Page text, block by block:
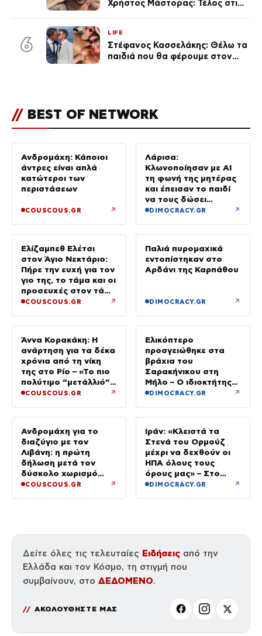
Χρήστος Μάστορας: Τέλος στις
6
LIFE
Στέφανος Κασσελάκης: Θέλω τα
παιδιά που θα φέρουμε στον
// BEST OF NETWORK
Ανδρομάχη: Κάποιοι
άντρες είναι απλά
κατώτεροι των
περιστάσεων
COUSCOUS.GR ↗
Λάρισα:
Κλωνοποίησαν με AI
τη φωνή της μητέρας
και έπεισαν το παιδί
να τους δώσει
χρήματα και
DIMOCRACY.GR ↗
Ελίζαμπεθ Ελέτσι
στον Άγιο Νεκτάριο:
Πήρε την ευχή για τον
γιο της, το τάμα και οι
προσευχές στον τάφο
του Αγίου
COUSCOUS.GR ↗
Παλιά πυρομαχικά
εντοπίστηκαν στο
Αρδάνι της Καρπάθου
DIMOCRACY.GR ↗
Άννα Κορακάκη: Η
ανάρτηση για τα δέκα
χρόνια από τη νίκη
της στο Ρίο – «Το πιο
πολύτιμο “μετάλλιό”
μου είναι η κόρη μου»
COUSCOUS.GR ↗
Ελικόπτερο
προσγειώθηκε στα
βράχια του
Σαρακήνικου στη
Μήλο – Ο ιδιοκτήτης
κατέβηκε για μπάνιο
DIMOCRACY.GR ↗
Ανδρομάχη για το
διαζύγιο με τον
Λιβάνη: η πρώτη
δήλωση μετά τον
δύσκολο χωρισμό
«Όποιος έχει…»
COUSCOUS.GR ↗
Ιράν: «Κλειστά τα
Στενά του Ορμούζ
μέχρι να δεχθούν οι
ΗΠΑ όλους τους
όρους μας» – Στο
τραπέζι συμφωνία για
DIMOCRACY.GR ↗
Δείτε όλες τις τελευταίες Ειδήσεις από την
Ελλάδα και τον Κόσμο, τη στιγμή που
συμβαίνουν, στο ΔΕΔΟΜΕΝΟ.
ΑΚΟΛΟΥΘΗΣΤΕ ΜΑΣ